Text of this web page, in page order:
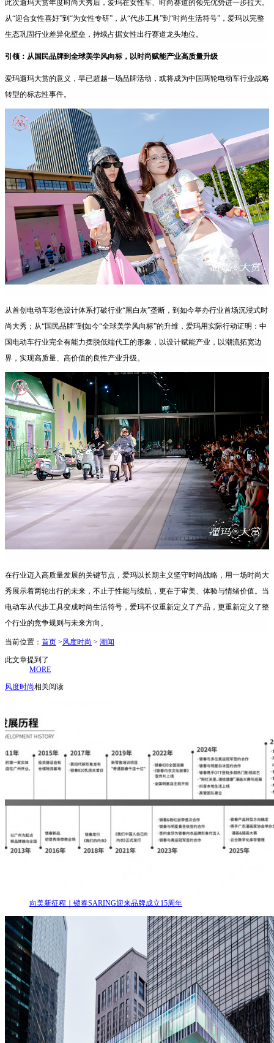
此次遛玛大赏年度时尚大秀后，爱玛在女性车、时尚赛道的领先优势进一步拉大。
从“迎合女性喜好”到“为女性专研”，从“代步工具”到“时尚生活符号”，爱玛以完整
生态巩固行业差异化壁垒，持续占据女性出行赛道龙头地位。
引领：从国民品牌到全球美学风向标，以时尚赋能产业高质量升级
爱玛遛玛大赏的意义，早已超越一场品牌活动，或将成为中国两轮电动车行业战略
转型的标志性事件。
从首创电动车彩色设计体系打破行业“黑白灰”垄断，到如今举办行业首场沉浸式时
尚大秀；从“国民品牌”到如今“全球美学风向标”的升维，爱玛用实际行动证明：中
国电动车行业完全有能力摆脱低端代工的形象，以设计赋能产业，以潮流拓宽边
界，实现高质量、高价值的良性产业升级。
在行业迈入高质量发展的关键节点，爱玛以长期主义坚守时尚战略，用一场时尚大
秀展示着两轮出行的未来，不止于性能与续航，更在于审美、体验与情绪价值。当
电动车从代步工具变成时尚生活符号，爱玛不仅重新定义了产品，更重新定义了整
个行业的竞争规则与未来方向。
当前位置： 首页 >风度时尚 > 潮闻
此文章提到了
MORE
风度时尚相关阅读
向美新征程｜锁春SARING迎来品牌成立15周年